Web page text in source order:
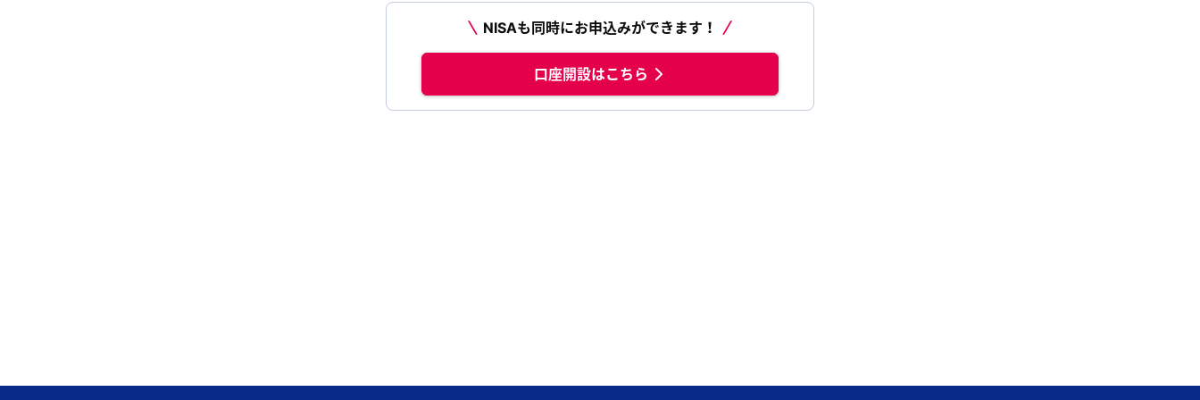
NISAも同時にお申込みができます！
口座開設はこちら